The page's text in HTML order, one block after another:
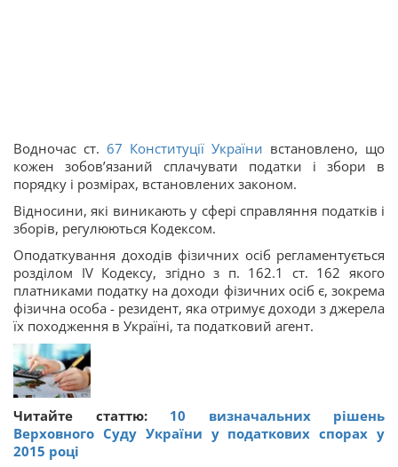
Водночас ст. 67 Конституції України встановлено, що
кожен зобов’язаний сплачувати податки і збори в
порядку і розмірах, встановлених законом.
Відносини, які виникають у сфері справляння податків і
зборів, регулюються Кодексом.
Оподаткування доходів фізичних осіб регламентується
розділом ІV Кодексу, згідно з п. 162.1 ст. 162 якого
платниками податку на доходи фізичних осіб є, зокрема
фізична особа - резидент, яка отримує доходи з джерела
їх походження в Україні, та податковий агент.
Читайте статтю: 10 визначальних рішень
Верховного Суду України у податкових спорах у
2015 році